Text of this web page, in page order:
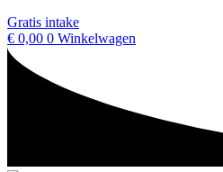
Gratis intake
€ 0,00 0 Winkelwagen